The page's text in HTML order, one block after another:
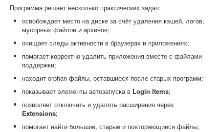
Программа решает несколько практических задач:
освобождает место на диске за счёт удаления кэшей, логов,
мусорных файлов и архивов;
очищает следы активности в браузерах и приложениях;
помогает корректно удалить приложения вместе с файлами
поддержки;
находит orphan-файлы, оставшиеся после старых программ;
показывает элементы автозапуска в Login Items;
позволяет отключать и удалять расширения через
Extensions;
помогает найти большие, старые и повторяющиеся файлы;